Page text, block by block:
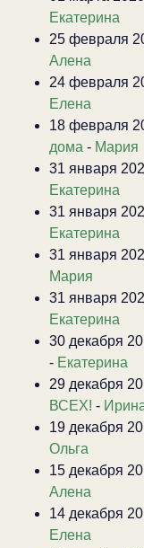
Екатерина
25 февраля
Алена
24 февраля
Елена
18 февраля
дома - Мария
31 января
Екатерина
31 января
Екатерина
31 января
Мария
31 января
Екатерина
30 декабря
- Екатерина
29 декабря
ВСЕХ! -
19 декабря
Ольга
15 декабря
Алена
14 декабря
Елена